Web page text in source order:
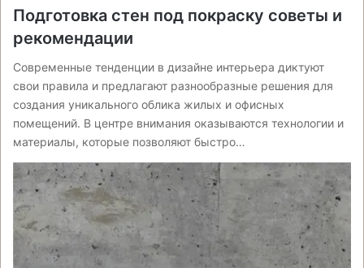
Подготовка стен под покраску советы и
рекомендации
Современные тенденции в дизайне интерьера диктуют
свои правила и предлагают разнообразные решения для
создания уникального облика жилых и офисных
помещений. В центре внимания оказываются технологии и
материалы, которые позволяют быстро…